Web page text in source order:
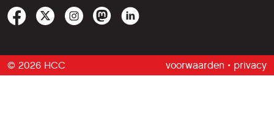
© 2026 HCC voorwaarden • privacy